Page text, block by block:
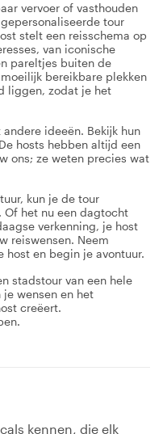
vervoer of vasthouden
tour
stelt een reisschema op
van iconische
pareltjes buiten de
bereikbare plekken
liggen, zodat je het
ideeën. Bekijk hun
hosts hebben altijd een
ons; ze weten precies wat
kun je de tour
het nu een dagtocht
verkenning, je host
reiswensen. Neem
en begin je avontuur.
stadstour van een hele
wensen en het
creëert.
kennen, die elk